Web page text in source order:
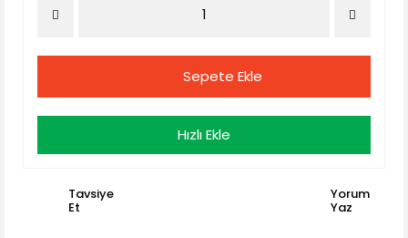
Sepete Ekle
Hızlı Ekle
Tavsiye
Et
Yorum
Yaz